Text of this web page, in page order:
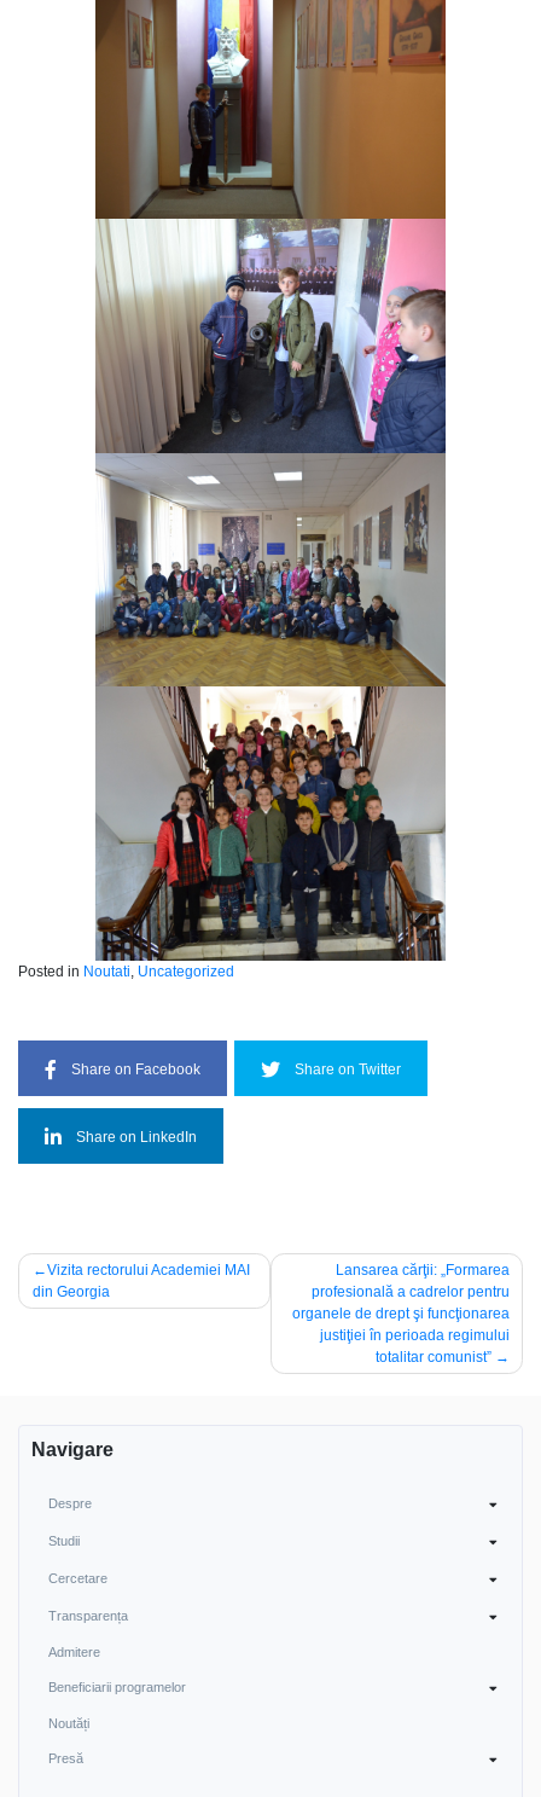
Posted in Noutati Uncategorized
Share on Facebook Share on Twitter
Share on LinkedIn
Navigare
în
Vizita rectorului Academiei MAI
din Georgia
Lansarea cărţii: „Formarea
profesională a cadrelor pentru
organele de drept şi funcţionarea
justiţiei în perioada regimului
totalitar comunist”
Navigare
Despre
Studii
Cercetare
Transparența
Admitere
Beneficiarii programelor
Noutăți
Presă